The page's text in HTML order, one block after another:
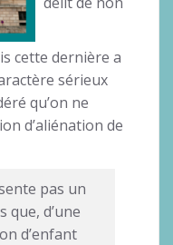
cette dernière a
sérieux
qu’on ne
d’aliénation de
pas un
que, d’une
d’enfant